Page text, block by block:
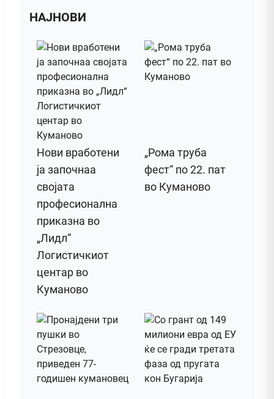
НАЈНОВИ
Нови вработени
ја започнаа
својата
професионална
приказна во
„Лидл“
Логистичкиот
центар во
Куманово
„Рома труба
фест“ по 22. пат
во Куманово